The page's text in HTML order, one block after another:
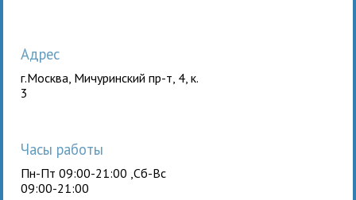
Адрес
г.Москва, Мичуринский пр-т, 4, к.
3
Часы работы
Пн-Пт 09:00-21:00 ,Сб-Вс
09:00-21:00